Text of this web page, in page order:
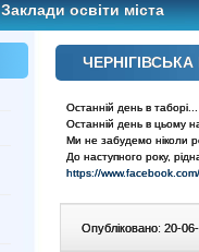
Заклади освіти міста
Останній день в таборі...
Останній день в цьому
Ми не забудемо ніколи
До наступного року,
https://
Опубліковано: 20-